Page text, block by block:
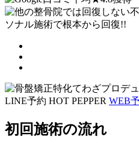
LINE予約 HOT PEPPER WEB
初回施術の流れ